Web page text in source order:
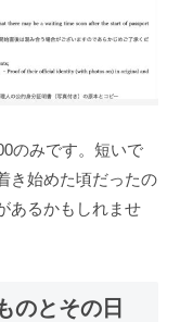
のみです。短いで
き始めた頃だったの
あるかもしれませ
のとその日